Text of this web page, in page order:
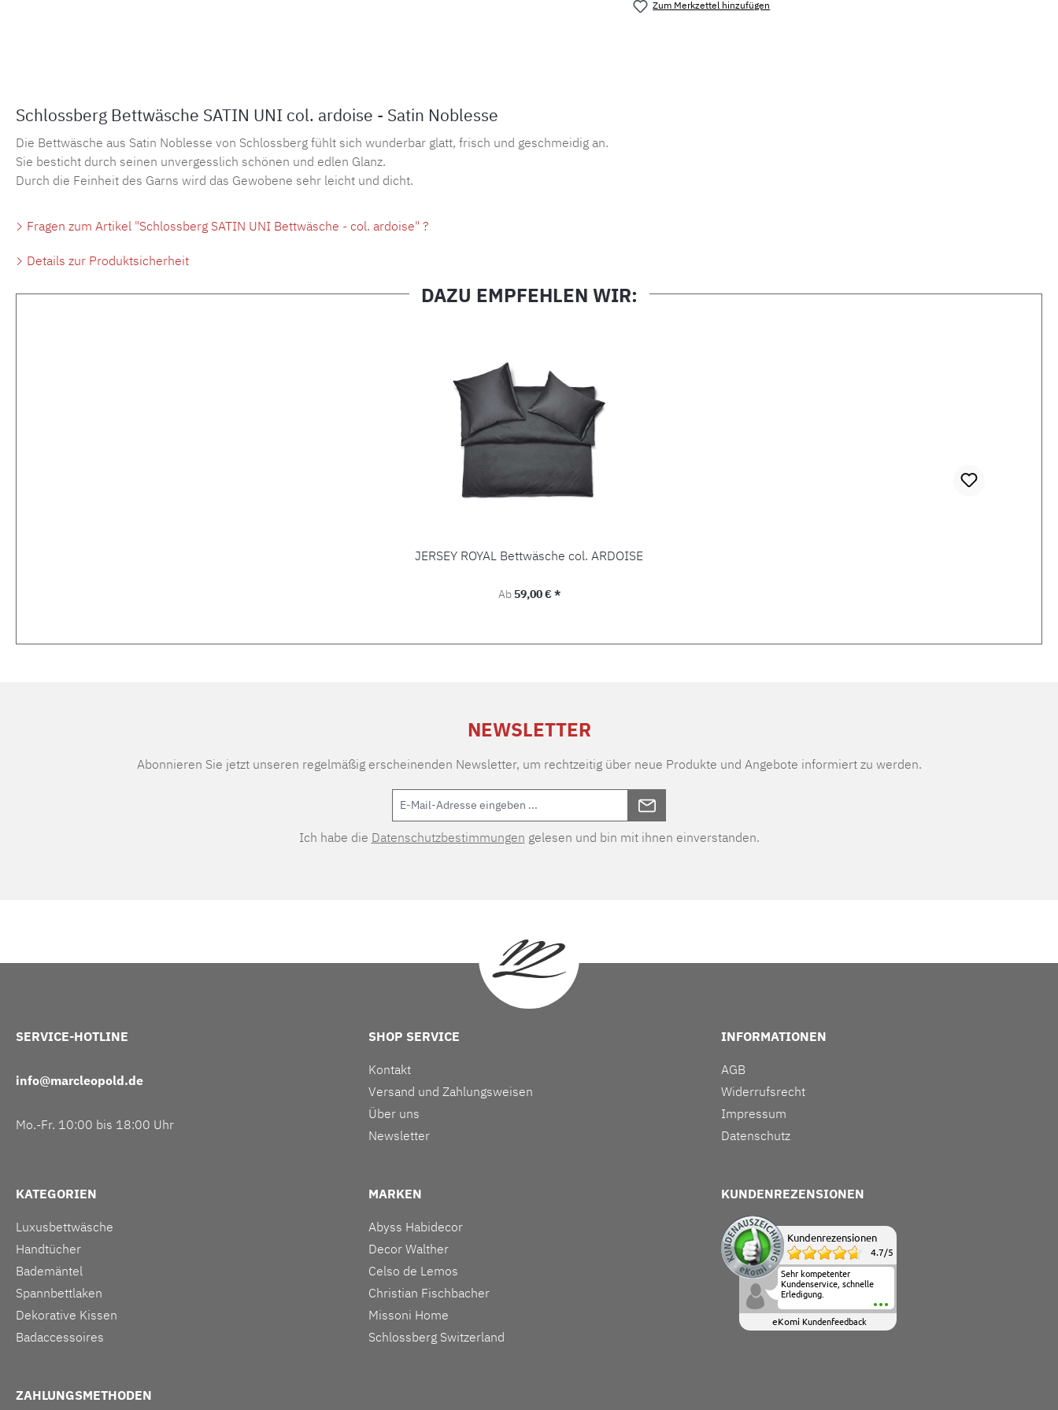
Zum Merkzettel hinzufügen
Schlossberg Bettwäsche SATIN UNI col. ardoise - Satin Noblesse
Die Bettwäsche aus Satin Noblesse von Schlossberg fühlt sich wunderbar glatt, frisch und geschmeidig an.
Sie besticht durch seinen unvergesslich schönen und edlen Glanz.
Durch die Feinheit des Garns wird das Gewobene sehr leicht und dicht.
Fragen zum Artikel "Schlossberg SATIN UNI Bettwäsche - col. ardoise" ?
Details zur Produktsicherheit
DAZU EMPFEHLEN WIR:
JERSEY ROYAL Bettwäsche col. ARDOISE
Regulärer Preis:
Ab 59,00 € *
NEWSLETTER
Abonnieren Sie jetzt unseren regelmäßig erscheinenden Newsletter, um rechtzeitig über neue Produkte und Angebote informiert zu werden.
Ich habe die Datenschutzbestimmungen gelesen und bin mit ihnen einverstanden.
SERVICE-HOTLINE
info@marcleopold.de
Mo.-Fr. 10:00 bis 18:00 Uhr
SHOP SERVICE
Kontakt
Versand und Zahlungsweisen
Über uns
Newsletter
INFORMATIONEN
AGB
Widerrufsrecht
Impressum
Datenschutz
KATEGORIEN
Luxusbettwäsche
Handtücher
Bademäntel
Spannbettlaken
Dekorative Kissen
Badaccessoires
MARKEN
Abyss Habidecor
Decor Walther
Celso de Lemos
Christian Fischbacher
Missoni Home
Schlossberg Switzerland
KUNDENREZENSIONEN
Kundenrezensionen
4.7/5
Sehr kompetenter
Kundenservice, schnelle
Erledigung.
eKomi Kundenfeedback
ZAHLUNGSMETHODEN